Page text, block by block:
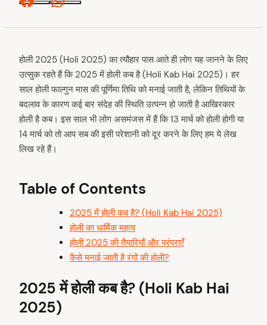
Facebook
होली 2025 (Holi 2025) का त्यौहार पास आते ही लोग यह जानने के लिए
उत्सुक रहते हैं कि 2025 में होली कब है (Holi Kab Hai 2025)। हर
साल होली फाल्गुन मास की पूर्णिमा तिथि को मनाई जाती है, लेकिन तिथियों के
बदलाव के कारण कई बार संदेह की स्थिति उत्पन्न हो जाती है आखिरकार
होली है कब। इस साल भी लोग असमंजस में हैं कि 13 मार्च को होली होगी या
14 मार्च को तो आप सब की इसी परेशानी को दूर करने के लिए हम ये लेख
लिख रहे हैं।
Table of Contents
2025 में होली कब है? (Holi Kab Hai 2025)
होली का धार्मिक महत्व
होली 2025 की तैयारियाँ और परंपराएँ
कैसे मनाई जाती है रंगों की होली?
2025 में होली कब है? (Holi Kab Hai
2025)